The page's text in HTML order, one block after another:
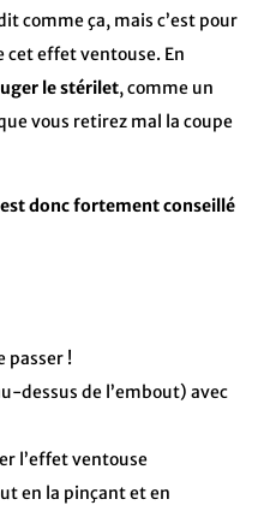
comme ça, mais c’est pour
effet ventouse. En
le stérilet, comme un
vous retirez mal la coupe
donc fortement conseillé
passer !
dessus de l’embout) avec
l’effet ventouse
en la pinçant et en